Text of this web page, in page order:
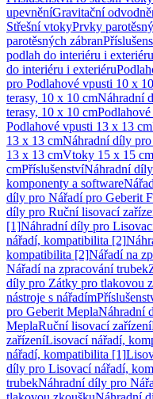
upevněníGravitační
Střešní vtokyPrvky
parotěsných zábran
podlah do interiéru i exteriéru
do interiéru i exteriéru
pro Podlahové vpusti 10 x
terasy, 10 x 10 cmNáhradní
terasy, 10 x 10 cm
Podlahové vpusti 13 x 13 cm
13 x 13 cmNáhradní díly
13 x 13 cmVtoky 15 x 15 cm
cmPříslušenstvíNáhradní
komponenty a software
díly pro Nářadí pro Geberit
díly pro Ruční lisovací
[1]Náhradní díly pro
nářadí, kompatibilita [2]
kompatibilita [2]Nářadí na
Nářadí na zpracování trubek
díly pro Zátky pro tlakovou
nástroje s nářadím
pro Geberit MeplaNáhradní
MeplaRuční lisovací zařízení
zařízeníLisovací nářadí,
nářadí, kompatibilita [1]
díly pro Lisovací nářadí,
trubekNáhradní díly pro